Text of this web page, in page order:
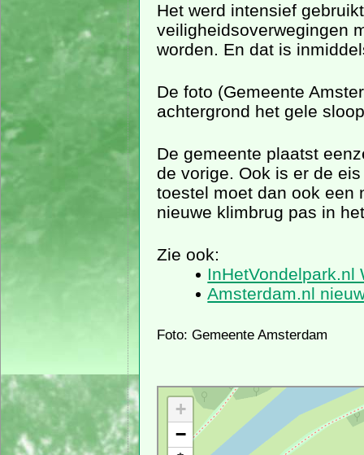
Het werd intensief
veiligheidsoverwegingen
worden. En dat is
De foto (Gemeente
achtergrond het gele
De gemeente plaatst
de vorige. Ook is er de
toestel moet dan ook een
nieuwe klimbrug pas in
Zie ook:
InHetVondelpark.nl
Amsterdam.nl
Foto: Gemeente Amsterdam